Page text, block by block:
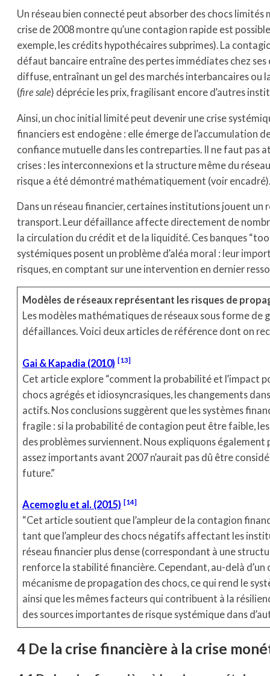
Un réseau bien connecté peut absorber des chocs limités
crise de 2008 montre qu’une contagion rapide est
exemple, les crédits hypothécaires subprimes). La
défaut bancaire entraîne des pertes immédiates chez
diffuse, entraînant un gel des marchés interbancaires ou
(fire sale) déprécie les prix, fragilisant encore d’autres
Ainsi, un choc initial limité peut devenir une crise
financiers est endogène : elle émerge de l’accumulation
confiance mutuelle dans les contreparties. Il ne faut pas
crises : les interconnexions et la structure même du
risque a été démontré mathématiquement (voir encadré).
Dans un réseau financier, certaines institutions jouent un
transport. Leur défaillance affecte directement de
la circulation du crédit et de la liquidité. Ces banques
systémiques posent un problème d’aléa moral : leur
risques, en comptant sur une intervention en dernier
Modèles de réseaux représentant les risques de
Les modèles mathématiques de réseaux sous forme
défaillances. Voici deux articles de référence dont on
Gai & Kapadia (2010) 13
Cet article explore “comment la probabilité et l’impact
chocs agrégés et idiosyncrasiques, les changements
actifs. Nos conclusions suggèrent que les systèmes
fragile : si la probabilité de contagion peut être faible,
des problèmes surviennent. Nous expliquons
assez importants avant 2007 n’aurait pas dû être
future.”
Acemoglu et al. (2015) 14
“Cet article soutient que l’ampleur de la contagion
tant que l’ampleur des chocs négatifs affectant les
réseau financier plus dense (correspondant à une
renforce la stabilité financière. Cependant, au-delà
mécanisme de propagation des chocs, ce qui rend le
ainsi que les mêmes facteurs qui contribuent à la
des sources importantes de risque systémique dans
4 De la crise financière à la crise